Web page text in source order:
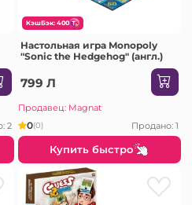
2
КэшБэк: 400
Настольная игра Monopoly
"Sonic the Hedgehog" (англ.)
799 Л
Продавец: Magnat
0(0) Продано: 1
Купить быстро